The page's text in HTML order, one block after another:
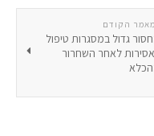
הקודם
גדול במסגרות טיפול
לאחר השחרור